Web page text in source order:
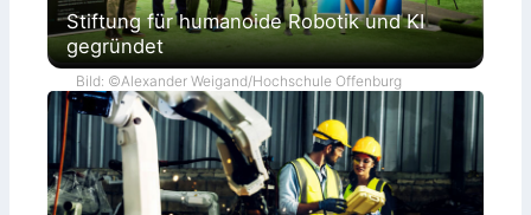
Stiftung für humanoide Robotik und KI
gegründet
Bild: ©Alexander Weigand/Hochschule Offenburg